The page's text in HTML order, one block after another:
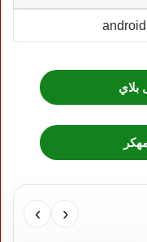
android
بلاي
‹
›